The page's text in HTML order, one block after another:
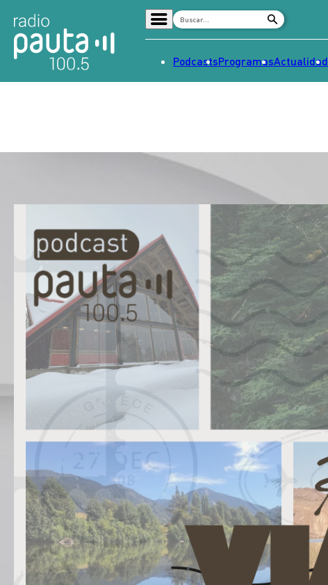
Señal 2
Dato en Pauta
Contenido Patrocinado
PodcastsProgramasActualidad